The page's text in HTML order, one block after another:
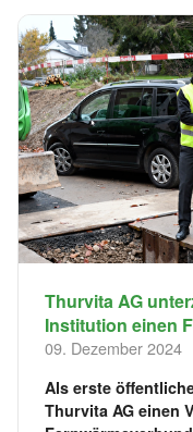
Thurvita AG
Institution einen
09. Dezember 2024
Als erste
Thurvita AG einen